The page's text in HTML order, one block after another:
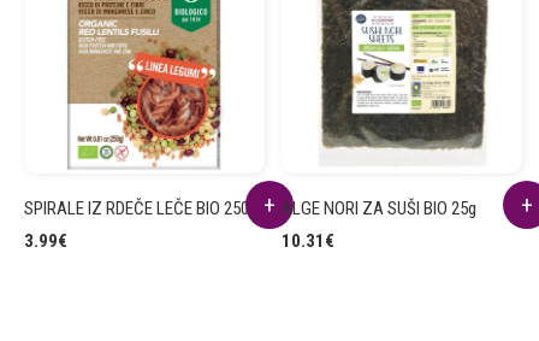
SPIRALE IZ RDEČE LEČE BIO 250g
3.99€
ALGE NORI ZA SUŠI BIO 25g
10.31 €